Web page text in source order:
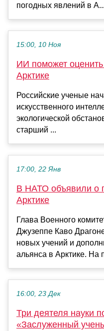
погодных явлений в А...
15:00, 10 Ноя
ИИ поможет оценить
Арктике
Российские ученые
искусственного
экологической
старший ...
17:00, 22 Янв
В НАТО объявили о
Арктике
Глава Военного
Джузеппе Каво
новых учений и
альянса в Арктике. На
16:00, 23 Дек
Три деятеля науки
«Заслуженный